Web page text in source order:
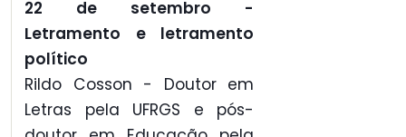
22 de setembro -
Letramento e letramento
político
Rildo Cosson - Doutor em
Letras pela UFRGS e pós-